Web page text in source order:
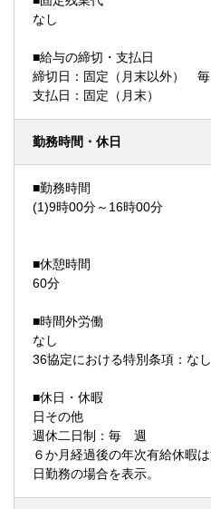
なし
■給与の締切・支払日
締切日：固定（月末以外）
支払日：固定（月末）
勤務時間・休日
■勤務時間
(1)9時00分～16時00分
■休憩時間
60分
■時間外労働
なし
36協定における特別条項：なし
■休日・休暇
日その他
週休二日制：毎 週
６か月経過後の年次有給休暇
日勤務の場合を表示。